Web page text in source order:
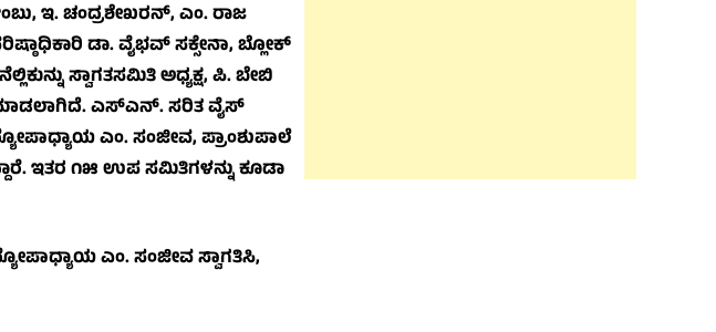
ಇ. ಚಂದ್ರಶೇಖರನ್, ಎಂ. ರಾಜ
ಡಾ. ವೈಭವ್ ಸಕ್ಸೇನಾ, ಬ್ಲೋಕ್
ಸ್ವಾಗತಸಮಿತಿ ಅಧ್ಯಕ್ಷ, ಪಿ. ಬೇಬಿ
ಎಸ್‌ಎನ್. ಸರಿತ ವೈಸ್
ಎಂ. ಸಂಜೀವ, ಪ್ರಾಂಶುಪಾಲೆ
ಇತರ ೧೫ ಉಪ ಸಮಿತಿಗಳನ್ನು ಕೂಡಾ
ಎಂ. ಸಂಜೀವ ಸ್ವಾಗತಿಸಿ,